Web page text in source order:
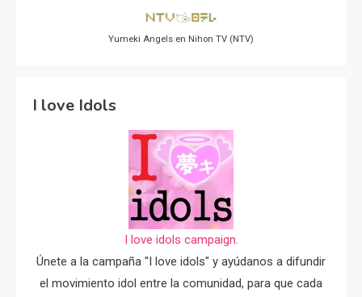
Yumeki Angels en Nihon TV (NTV)
I love Idols
I love idols campaign.
Únete a la campaña "I love idols" y ayúdanos a difundir
el movimiento idol entre la comunidad, para que cada